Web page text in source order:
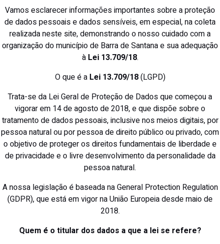
Vamos esclarecer informações importantes sobre a proteção
de dados pessoais e dados sensíveis, em especial, na coleta
realizada neste site, demonstrando o nosso cuidado com a
organização do município de Barra de Santana e sua adequação
à Lei 13.709/18.
O que é a Lei 13.709/18(LGPD)
Trata-se da Lei Geral de Proteção de Dados que começou a
vigorar em 14 de agosto de 2018, e que dispõe sobre o
tratamento de dados pessoais, inclusive nos meios digitais, por
pessoa natural ou por pessoa de direito público ou privado, com
o objetivo de proteger os direitos fundamentais de liberdade e
de privacidade e o livre desenvolvimento da personalidade da
pessoa natural.
A nossa legislação é baseada na General Protection Regulation
(GDPR), que está em vigor na União Europeia desde maio de
2018.
Quem é o titular dos dados a que a lei se refere?